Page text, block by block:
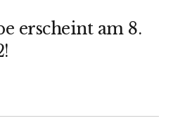
erscheint am 8.